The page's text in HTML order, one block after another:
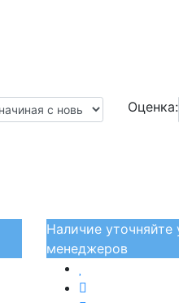
Оценка:
Наличие уточняйте
менеджеров